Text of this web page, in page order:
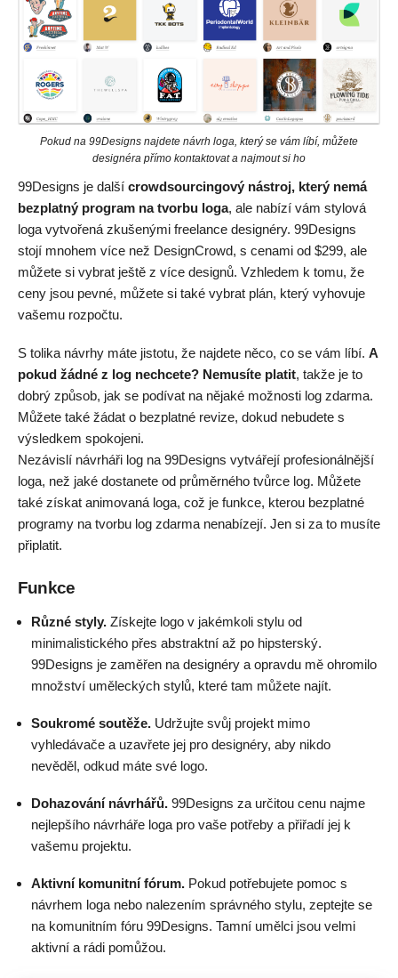
Pokud na 99Designs najdete návrh loga, který se vám líbí, můžete
designéra přímo kontaktovat a najmout si ho
99Designs je další crowdsourcingový nástroj, který nemá
bezplatný program na tvorbu loga, ale nabízí vám stylová
loga vytvořená zkušenými freelance designéry. 99Designs
stojí mnohem více než DesignCrowd, s cenami od $299, ale
můžete si vybrat ještě z více designů. Vzhledem k tomu, že
ceny jsou pevné, můžete si také vybrat plán, který vyhovuje
vašemu rozpočtu.
S tolika návrhy máte jistotu, že najdete něco, co se vám líbí. A
pokud žádné z log nechcete? Nemusíte platit, takže je to
dobrý způsob, jak se podívat na nějaké možnosti log zdarma.
Můžete také žádat o bezplatné revize, dokud nebudete s
výsledkem spokojeni.
Nezávislí návrháři log na 99Designs vytvářejí profesionálnější
loga, než jaké dostanete od průměrného tvůrce log. Můžete
také získat animovaná loga, což je funkce, kterou bezplatné
programy na tvorbu log zdarma nenabízejí. Jen si za to musíte
připlatit.
Funkce
Různé styly. Získejte logo v jakémkoli stylu od
minimalistického přes abstraktní až po hipsterský.
99Designs je zaměřen na designéry a opravdu mě ohromilo
množství uměleckých stylů, které tam můžete najít.
Soukromé soutěže. Udržujte svůj projekt mimo
vyhledávače a uzavřete jej pro designéry, aby nikdo
nevěděl, odkud máte své logo.
Dohazování návrhářů. 99Designs za určitou cenu najme
nejlepšího návrháře loga pro vaše potřeby a přiřadí jej k
vašemu projektu.
Aktivní komunitní fórum. Pokud potřebujete pomoc s
návrhem loga nebo nalezením správného stylu, zeptejte se
na komunitním fóru 99Designs. Tamní umělci jsou velmi
aktivní a rádi pomůžou.